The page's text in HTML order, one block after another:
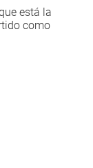
está la
como